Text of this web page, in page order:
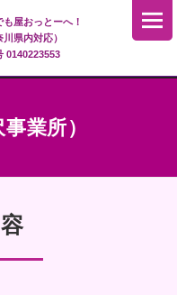
屋おっとーへ！
県内対応）
0140223553
業所）